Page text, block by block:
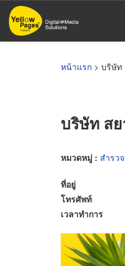
ข้าม
ไป
หน้าแรก > บริษั
บริษัท ส
หมวดหมู่ : สำรว
ที่อยู่
โทรศัพท์
เวลาทำการ